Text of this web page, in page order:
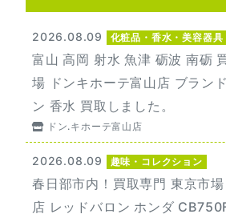
2026.08.09 化粧品・香水・美容器具
富山 高岡 射水 魚津 砺波 南砺
場 ドンキホーテ富山店 ブラン
ン 香水 買取しました。
ドン.キホーテ富山店
2026.08.09 趣味・コレクション
春日部市内！買取専門 東京市
店 レッドバロン ホンダ